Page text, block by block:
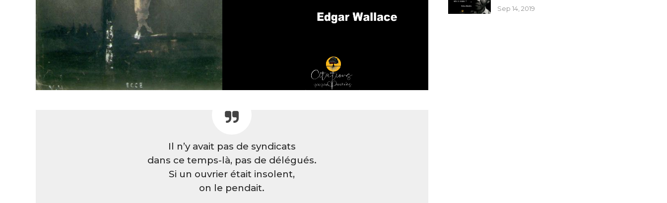
Il n’y avait pas de syndicats
dans ce temps-là, pas de délégués.
Si un ouvrier était insolent,
on le pendait.
Sep 14, 2019